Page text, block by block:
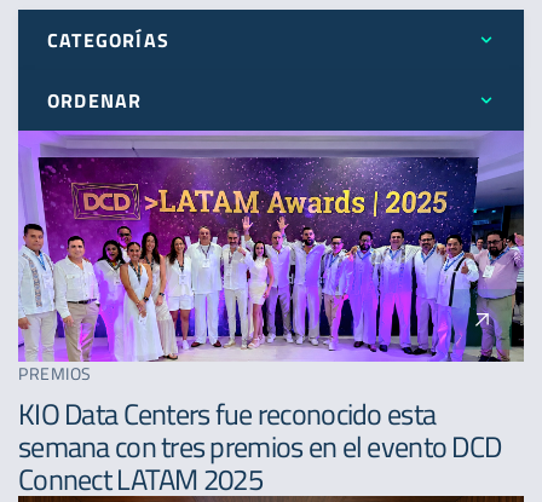
CATEGORÍAS
Todos
Expansión
Novedades
Premios
ORDENAR
Más reciente
Menos reciente
A - Z
PREMIOS
KIO Data Centers fue reconocido esta
semana con tres premios en el evento DCD
Connect LATAM 2025